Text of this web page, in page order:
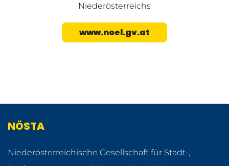
Niederösterreichs
www.noel.gv.at
NÖSTA
Niederösterreichische Gesellschaft für Stadt-,